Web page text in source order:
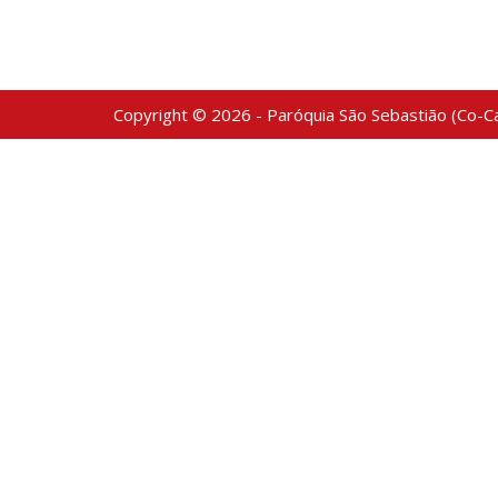
Copyright © 2026 - Paróquia São Sebastião (Co-